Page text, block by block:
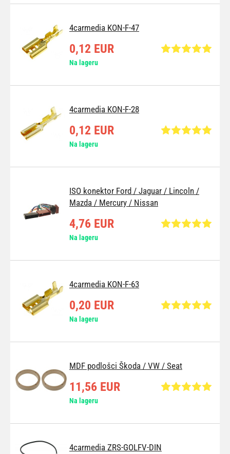
4carmedia KON-F-47
0,12 EUR
Na lageru
4carmedia KON-F-28
0,12 EUR
Na lageru
ISO konektor Ford / Jaguar / Lincoln /
Mazda / Mercury / Nissan
4,76 EUR
Na lageru
4carmedia KON-F-63
0,20 EUR
Na lageru
MDF podlošci Škoda / VW / Seat
11,56 EUR
Na lageru
4carmedia ZRS-GOLFV-DIN